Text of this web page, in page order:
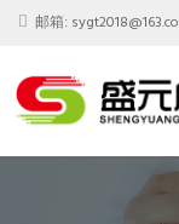
邮箱: